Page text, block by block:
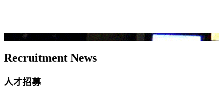
Recruitment News
人才招募